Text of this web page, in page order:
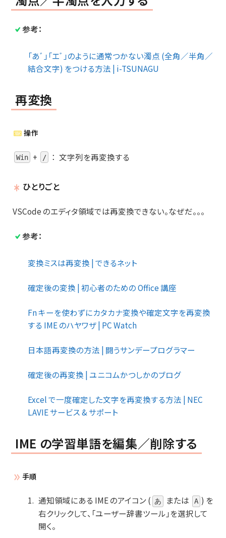
参考：
「あﾞ」「エﾞ」のように通常つかない濁点 (全角／半角／
結合文字) をつける方法 | i-TSUNAGU
再変換
操作
Win + / ： 文字列を再変換する
ひとりごと
VSCode のエディタ領域では再変換できない。なぜだ。。。
参考：
変換ミスは再変換 | できるネット
確定後の変換 | 初心者のための Office 講座
Fn キーを使わずにカタカナ変換や確定文字を再変換
する IME のハヤワザ | PC Watch
日本語再変換の方法 | 闘うサンデープログラマー
確定後の再変換 | ユニコムかつしかのブログ
Excel で一度確定した文字を再変換する方法 | NEC
LAVIE サービス & サポート
IME の学習単語を編集／削除する
手順
通知領域にある IME のアイコン ( あ または A ) を
右クリックして、「ユーザー辞書ツール」を選択して
開く。